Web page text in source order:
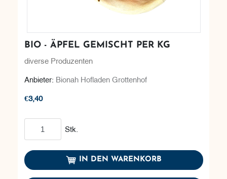
BIO - ÄPFEL GEMISCHT PER KG
diverse Produzenten
Anbieter: Bionah Hofladen Grottenhof
€3,40
Stk.
IN DEN WARENKORB